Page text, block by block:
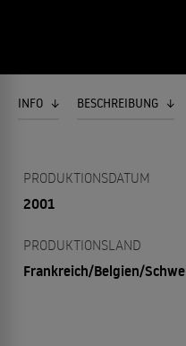
INFO BESCHREIBUNG
PRODUKTIONSDATUM
2001
PRODUKTIONSLAND
Frankreich/Belgien/